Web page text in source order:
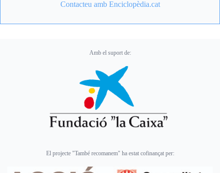
Contacteu amb Enciclopèdia.cat
Amb el suport de:
El projecte "També recomanem" ha estat cofinançat per: